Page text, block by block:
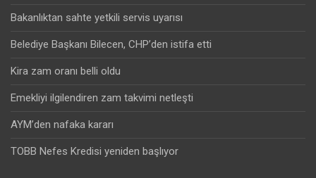
Bakanlıktan sahte yetkili servis uyarısı
Belediye Başkanı Bilecen, CHP’den istifa etti
Kira zam oranı belli oldu
Emekliyi ilgilendiren zam takvimi netleşti
AYM’den nafaka kararı
TOBB Nefes Kredisi yeniden başlıyor